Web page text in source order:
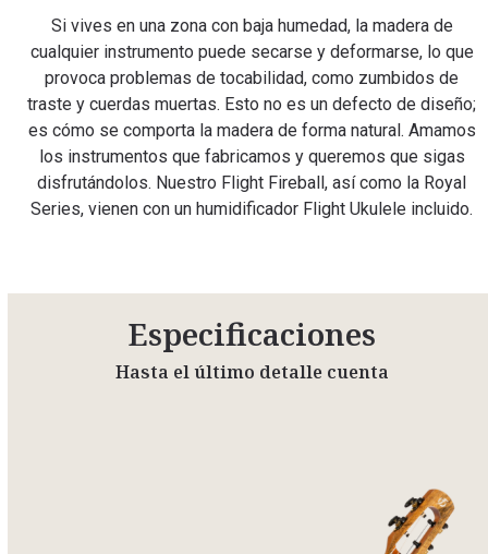
Si vives en una zona con baja humedad, la madera de
cualquier instrumento puede secarse y deformarse, lo que
provoca problemas de tocabilidad, como zumbidos de
traste y cuerdas muertas. Esto no es un defecto de diseño;
es cómo se comporta la madera de forma natural. Amamos
los instrumentos que fabricamos y queremos que sigas
disfrutándolos. Nuestro Flight Fireball, así como la Royal
Series, vienen con un humidificador Flight Ukulele incluido.
Especificaciones
Hasta el último detalle cuenta